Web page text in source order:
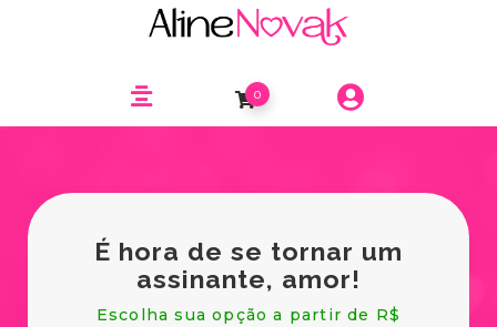
0
É hora de se tornar um
assinante, amor!
Escolha sua opção a partir de R$